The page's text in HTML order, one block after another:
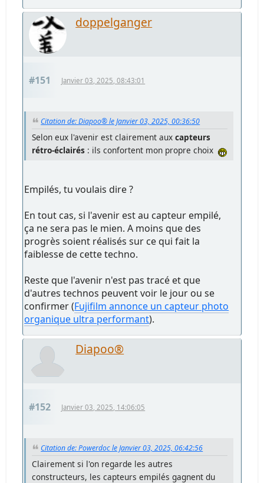
doppelganger
#151 Janvier 03, 2025, 08:43:01
Citation de: Diapoo® le Janvier 03, 2025, 00:36:50
Selon eux l'avenir est clairement auxcapteurs
rétro-éclairés : ils confortent mon propre choix
Empilés, tu voulais dire ?
En tout cas, si l'avenir est au capteur empilé,
ça ne sera pas le mien. A moins que des
progrès soient réalisés sur ce qui fait la
faiblesse de cette techno.
Reste que l'avenir n'est pas tracé et que
d'autres technos peuvent voir le jour ou se
confirmer (Fujifilm annonce un capteur photo
organique ultra performant).
Diapoo®
#152 Janvier 03, 2025, 14:06:05
Citation de: Powerdoc le Janvier 03, 2025, 06:42:56
Clairement si l'on regarde les autres
constructeurs, les capteurs empilés gagnent du